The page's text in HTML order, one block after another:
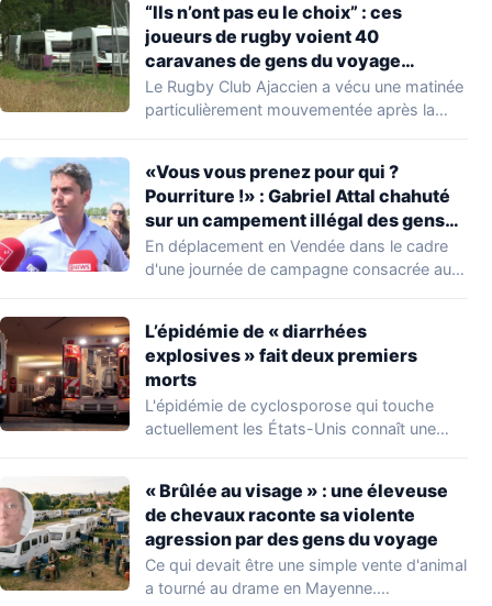
“Ils n’ont pas eu le choix” : ces
joueurs de rugby voient 40
caravanes de gens du voyage
s’installer dans leur stade, ils les
délogent en moins d’1 heure
Le Rugby Club Ajaccien a vécu une matinée
particulièrement mouvementée après la
«Vous vous prenez pour qui ?
Pourriture !» : Gabriel Attal chahuté
sur un campement illégal des gens
du voyage
En déplacement en Vendée dans le cadre
d'une journée de campagne consacrée aux
L’épidémie de « diarrhées
explosives » fait deux premiers
morts
L'épidémie de cyclosporose qui touche
actuellement les États-Unis connaît une
« Brûlée au visage » : une éleveuse
de chevaux raconte sa violente
agression par des gens du voyage
Ce qui devait être une simple vente d'animal
a tourné au drame en Mayenne.…